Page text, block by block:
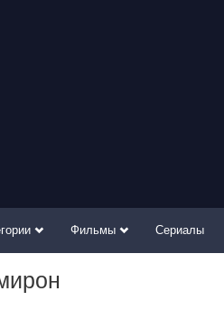
Фильмы Сериалы